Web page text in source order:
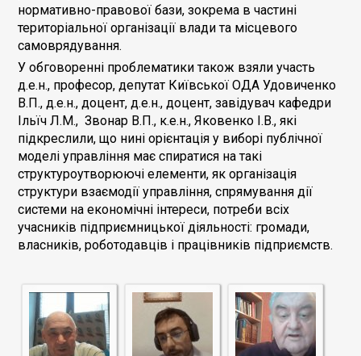
нормативно-правової бази, зокрема в частині
територіальної організації влади та місцевого
самоврядування.
У обговоренні проблематики також взяли участь
д.е.н., професор, депутат Київської ОДА Удовиченко
В.П., д.е.н., доцент, д.е.н., доцент, завідувач кафедри
Ільїч Л.М., Звонар В.П., к.е.н., Яковенко І.В., які
підкреслили, що нині орієнтація у виборі публічної
моделі управління має спиратися на такі
структуроутворюючі елементи, як організація
структури взаємодії управління, спрямування дії
системи на економічні інтереси, потреби всіх
учасників підприємницької діяльності: громади,
власників, роботодавців і працівників підприємств.